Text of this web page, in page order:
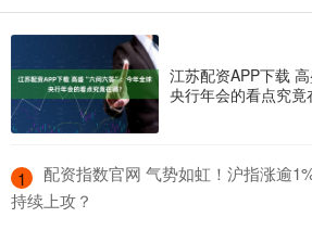
江苏配资APP下载
央行年会的看点究竟
1
配资指数官网 气势如虹！沪指涨逾
持续上攻？